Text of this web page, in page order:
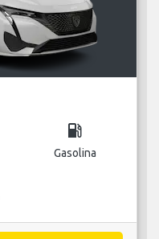
local_gas_station
Gasolina